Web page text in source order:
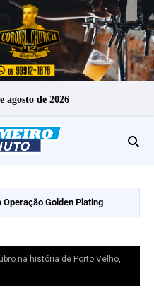
agosto de 2026
Golden Plating
na história de Porto Velho,